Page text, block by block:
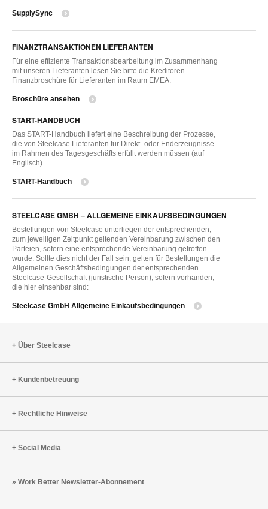
SupplySync
FINANZTRANSAKTIONEN LIEFERANTEN
Für eine effiziente Transaktionsbearbeitung im Zusammenhang
mit unseren Lieferanten lesen Sie bitte die Kreditoren-
Finanzbroschüre für Lieferanten im Raum EMEA.
Broschüre ansehen
START-HANDBUCH
Das START-Handbuch liefert eine Beschreibung der Prozesse,
die von Steelcase Lieferanten für Direkt- oder Enderzeugnisse
im Rahmen des Tagesgeschäfts erfüllt werden müssen (auf
Englisch).
START-Handbuch
STEELCASE GMBH – ALLGEMEINE EINKAUFSBEDINGUNGEN
Bestellungen von Steelcase unterliegen der entsprechenden,
zum jeweiligen Zeitpunkt geltenden Vereinbarung zwischen den
Parteien, sofern eine entsprechende Vereinbarung getroffen
wurde. Sollte dies nicht der Fall sein, gelten für Bestellungen die
Allgemeinen Geschäftsbedingungen der entsprechenden
Steelcase-Gesellschaft (juristische Person), sofern vorhanden,
die hier einsehbar sind:
Steelcase GmbH Allgemeine Einkaufsbedingungen
Über Steelcase
Kundenbetreuung
Rechtliche Hinweise
Social Media
Work Better Newsletter-Abonnement